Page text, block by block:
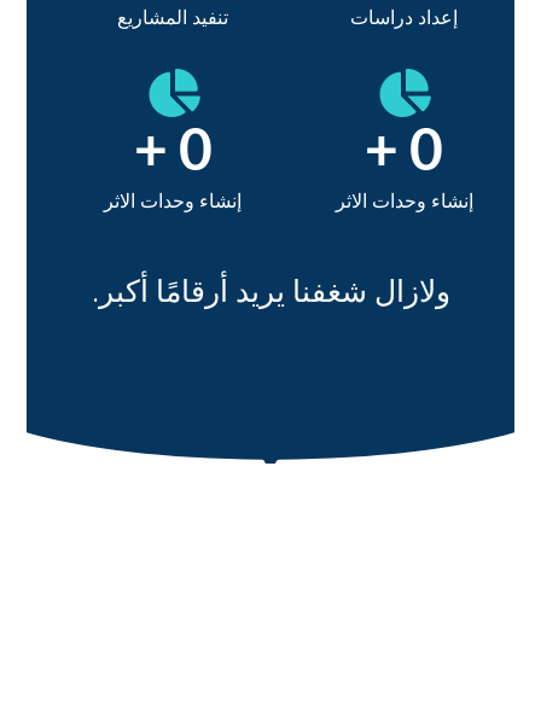
إعداد دراسات تنفيد المشاريع
0
+
إنشاء وحدات الاثر
0
+
إنشاء وحدات الاثر
ولازال شغفنا يريد أرقامًا أكبر.